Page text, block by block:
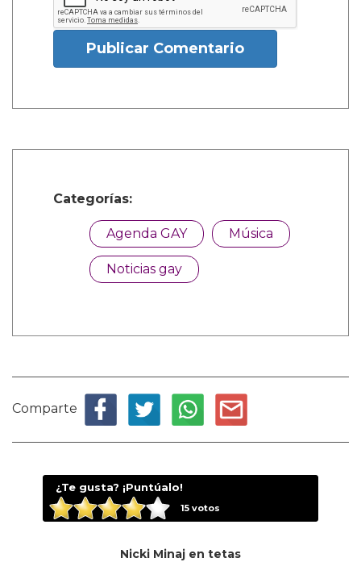
Publicar Comentario
Categorías:
Agenda GAY Música
Noticias gay
Comparte
¿Te gusta? ¡Puntúalo!
15votos
Nicki Minaj en tetas